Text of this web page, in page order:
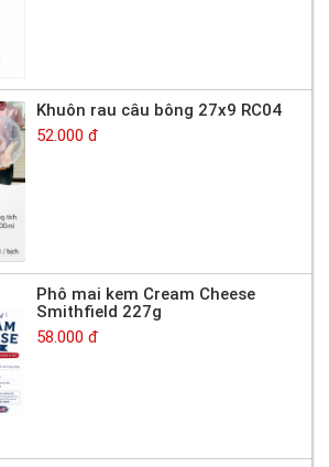
Khuôn rau câu bông 27x9 RC04
52.000 đ
Phô mai kem Cream Cheese
Smithfield 227g
58.000 đ